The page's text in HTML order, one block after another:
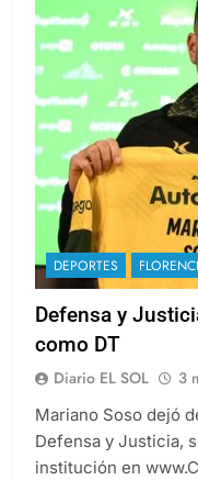
DEPORTES
Defensa y
como DT
Diario EL SOL 3
Mariano Soso dejó
Defensa y Justicia,
institución en